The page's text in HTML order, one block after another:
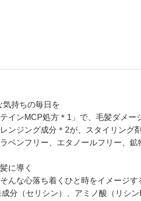
気持ちの毎日を
インMCP処方＊1」で、毛髪ダメ
ンジング成分＊2が、スタイリング
ベンフリー、エタノールフリー、
に導く
んな心落ち着くひと時をイメージす
分（セリシン）、アミノ酸（リシ